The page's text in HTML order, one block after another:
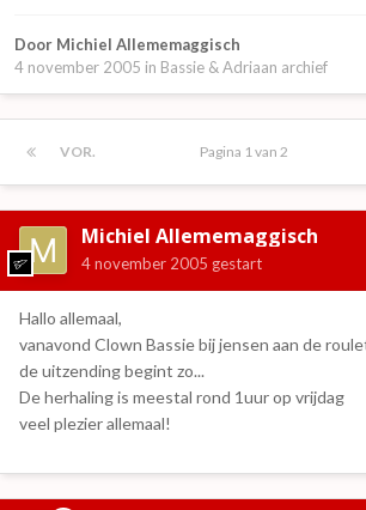
Door Michiel Allememaggisch
4 november 2005 in Bassie & Adriaan archief
VOR. Pagina 1 van 2
Michiel Allememaggisch
4 november 2005 gestart
Hallo allemaal,
vanavond Clown Bassie bij jensen aan de
de uitzending begint zo...
De herhaling is meestal rond 1uur op vrijdag
veel plezier allemaal!